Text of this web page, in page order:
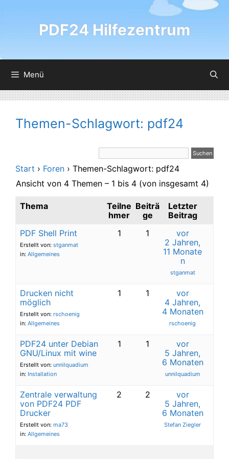
PDF24 Hilfezentrum
Menü
Themen-Schlagwort: pdf24
Start › Foren › Themen-Schlagwort: pdf24
Ansicht von 4 Themen – 1 bis 4 (von insgesamt 4)
Thema
Teilne
hmer
Beiträ
ge
Letzter
Beitrag
PDF Shell Print
Erstellt von: stganmat
in: Allgemeines
1 1
vor
2 Jahren,
11 Monate
n
stganmat
Drucken nicht
möglich
Erstellt von: rschoenig
in: Allgemeines
1 1
vor
4 Jahren,
4 Monaten
rschoenig
PDF24 unter Debian
GNU/Linux mit wine
Erstellt von: unnilquadium
in: Installation
1 1
vor
5 Jahren,
6 Monaten
unnilquadium
Zentrale verwaltung
von PDF24 PDF
Drucker
Erstellt von: ma73
in: Allgemeines
2 2
vor
5 Jahren,
6 Monaten
Stefan Ziegler